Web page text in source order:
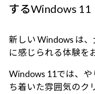
するWindows 11
新しい Windows は
に感じられる体験を
Windows 11では、
ち着いた雰囲気のク